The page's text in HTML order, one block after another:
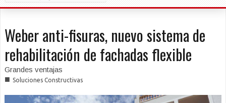
Weber anti-fisuras, nuevo sistema de
rehabilitación de fachadas flexible
Grandes ventajas
■ Soluciones Constructivas